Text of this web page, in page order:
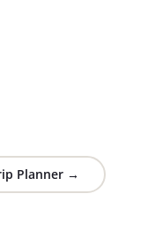
Planner →